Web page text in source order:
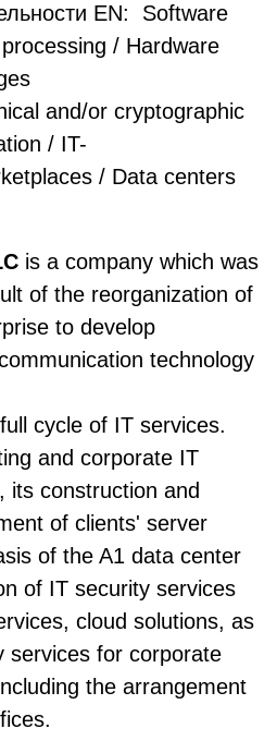
EN: Software
/ Hardware
and/or cryptographic
/ IT-
/ Data centers
is a company which was
of the reorganization of
to develop
technology
cycle of IT services.
and corporate IT
its construction and
of clients' server
of the A1 data center
of IT security services
cloud solutions, as
services for corporate
the arrangement